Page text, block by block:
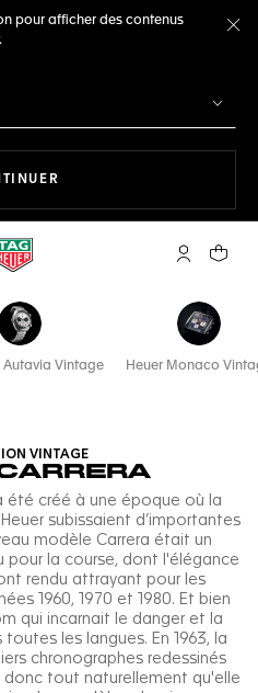
pour afficher des contenus
Compte My
Votre
Autavia Vintage Heuer Monaco